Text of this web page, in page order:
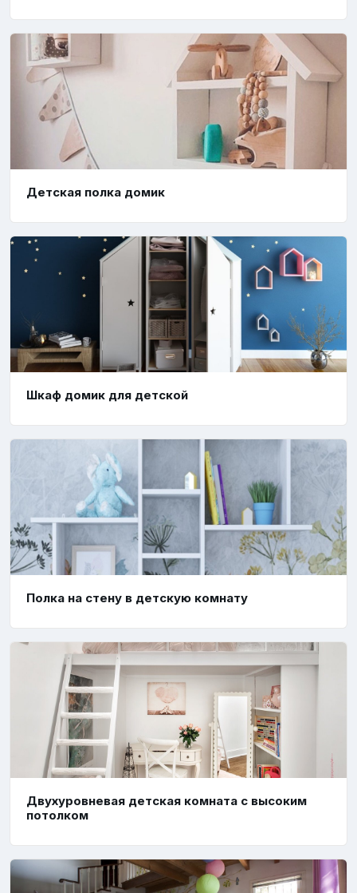
Детская полка домик
Шкаф домик для детской
Полка на стену в детскую комнату
Двухуровневая детская комната с высоким
потолком